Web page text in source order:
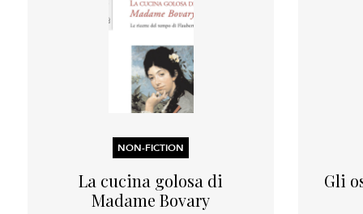
NON-FICTION
La cucina golosa di
Madame Bovary
Gli